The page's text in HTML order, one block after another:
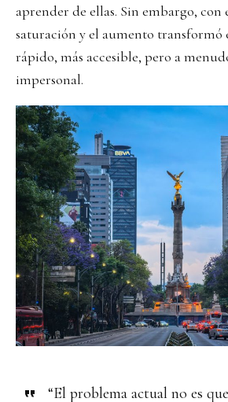
aprender de ellas. Sin embargo,
saturación y el aumento transformó
rápido, más accesible, pero a
impersonal.
“El problema actual no es